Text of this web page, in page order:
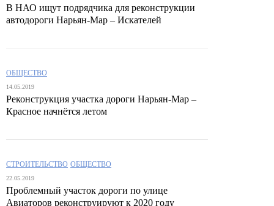
В НАО ищут подрядчика для реконструкции
автодороги Нарьян-Мар – Искателей
ОБЩЕСТВО
14.05.2019
Реконструкция участка дороги Нарьян-Мар –
Красное начнётся летом
СТРОИТЕЛЬСТВО ОБЩЕСТВО
22.05.2019
Проблемный участок дороги по улице
Авиаторов реконструируют к 2020 году